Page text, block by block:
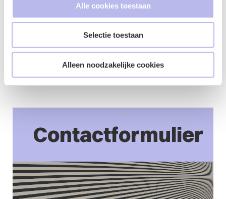
Alle cookies toestaan
Selectie toestaan
Alleen noodzakelijke cookies
BG.legal is gespecialiseerd in het juridisch duiden van
vooruit te kijken en compliant te blijven. Met ruime
ervaring in digitale wetgeving zijn wij uw partner voor
AI-juridisch advies. Neem contact op viawijst@bg.legal
voor een vrijblijvend gesprek of quickscan.
Contactformulier